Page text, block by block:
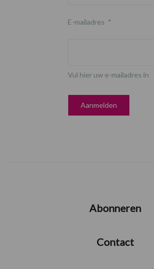
E-mailadres *
Vul hier uw e-mailadres in
Abonneren
Contact